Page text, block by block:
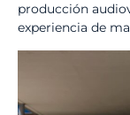
producción
experiencia de